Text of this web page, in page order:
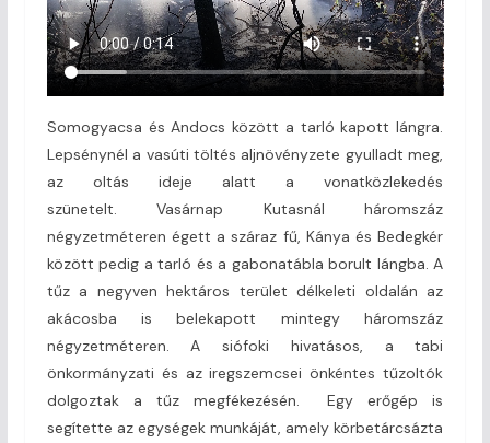
Somogyacsa és Andocs között a tarló kapott lángra.
Lepsénynél a vasúti töltés aljnövényzete gyulladt meg,
az oltás ideje alatt a vonatközlekedés
szünetelt. Vasárnap Kutasnál háromszáz
négyzetméteren égett a száraz fű, Kánya és Bedegkér
között pedig a tarló és a gabonatábla borult lángba. A
tűz a negyven hektáros terület délkeleti oldalán az
akácosba is belekapott mintegy háromszáz
négyzetméteren. A siófoki hivatásos, a tabi
önkormányzati és az iregszemcsei önkéntes tűzoltók
dolgoztak a tűz megfékezésén. Egy erőgép is
segítette az egységek munkáját, amely körbetárcsázta